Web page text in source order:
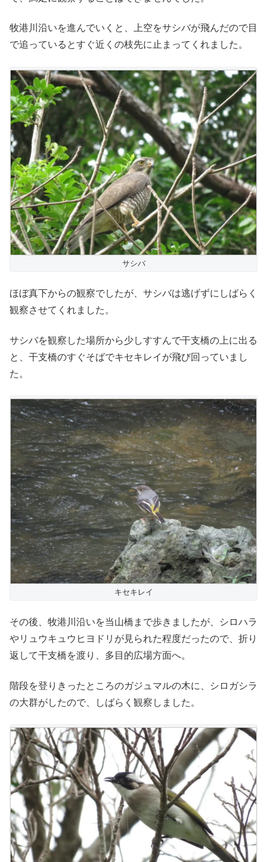
牧港川沿いを進んでいくと、上空をサシバが飛んだので目
で追っているとすぐ近くの枝先に止まってくれました。
サシバ
ほぼ真下からの観察でしたが、サシバは逃げずにしばらく
観察させてくれました。
サシバを観察した場所から少しすすんで干支橋の上に出る
と、干支橋のすぐそばでキセキレイが飛び回っていまし
た。
キセキレイ
その後、牧港川沿いを当山橋まで歩きましたが、シロハラ
やリュウキュウヒヨドリが見られた程度だったので、折り
返して干支橋を渡り、多目的広場方面へ。
階段を登りきったところのガジュマルの木に、シロガシラ
の大群がしたので、しばらく観察しました。